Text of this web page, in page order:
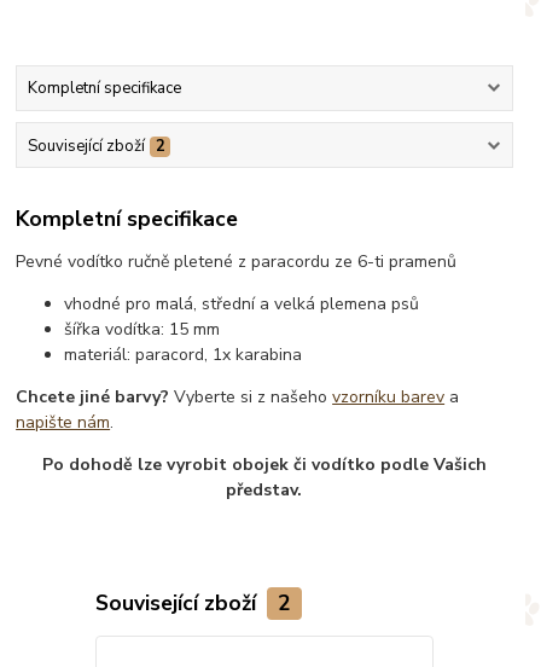
Kompletní specifikace
Související zboží 2
Kompletní specifikace
Pevné vodítko ručně pletené z paracordu ze 6-ti pramenů
vhodné pro malá, střední a velká plemena psů
šířka vodítka: 15 mm
materiál: paracord, 1x karabina
Chcete jiné barvy? Vyberte si z našehovzorníku barev a
napište nám.
Po dohodě lze vyrobit obojek či vodítko podle Vašich
představ.
Související zboží 2